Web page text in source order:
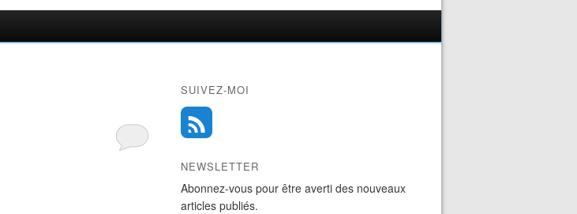
SUIVEZ-MOI
NEWSLETTER
Abonnez-vous pour être averti des nouveaux
articles publiés.